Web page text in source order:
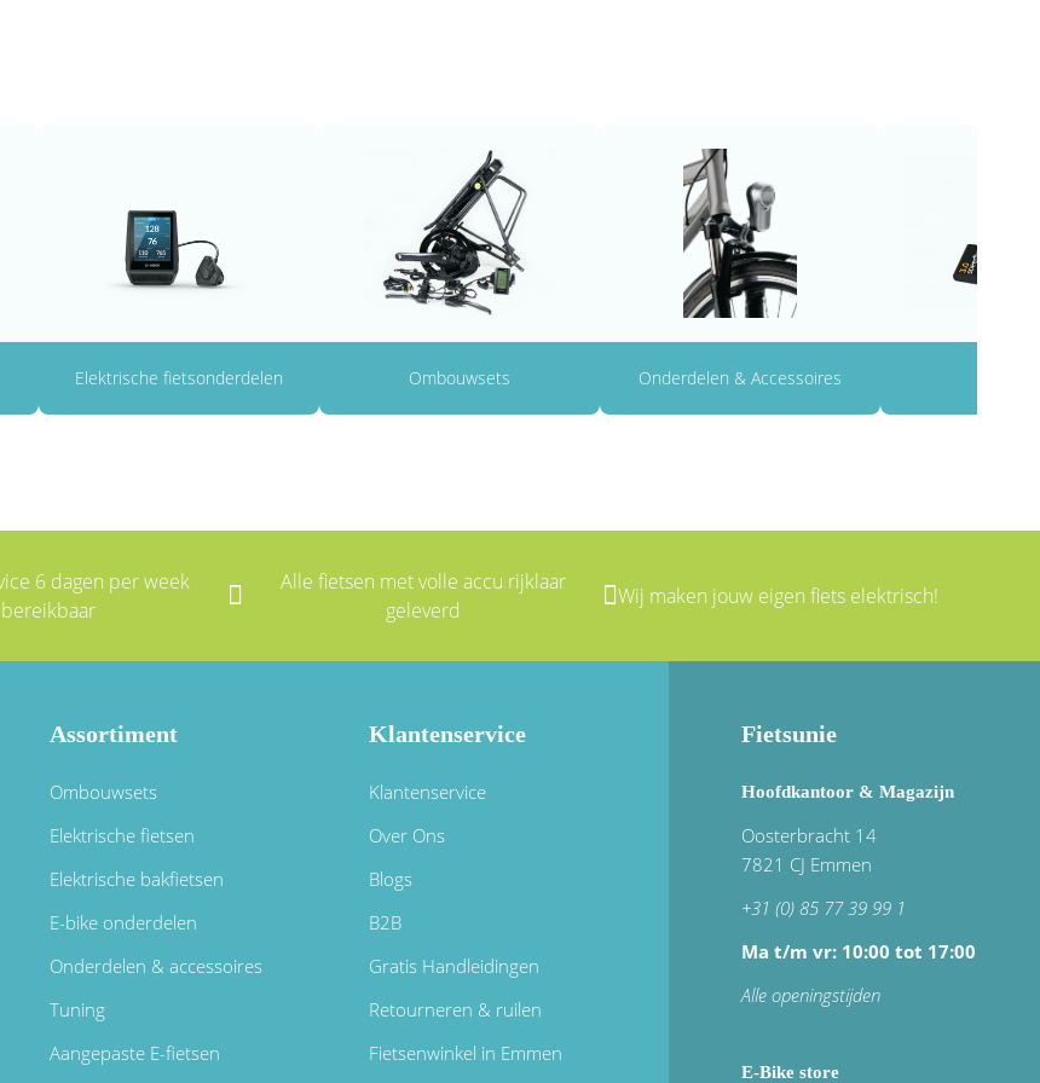
Elektrische fietsonderdelen Ombouwsets Onderdelen & Accessoires
6 dagen per week
bereikbaar
Alle fietsen met volle accu rijklaar
geleverd
Wij maken jouw eigen fiets elektrisch!
Assortiment
Ombouwsets
Elektrische fietsen
Elektrische bakfietsen
E-bike onderdelen
Onderdelen & accessoires
Tuning
Aangepaste E-fietsen
Klantenservice
Klantenservice
Over Ons
Blogs
B2B
Gratis Handleidingen
Retourneren & ruilen
Fietsenwinkel in Emmen
Fietsunie
Hoofdkantoor & Magazijn
Oosterbracht 14
7821 CJ Emmen
+31 (0) 85 77 39 99 1
Ma t/m vr: 10:00 tot 17:00
Alle openingstijden
E-Bike store